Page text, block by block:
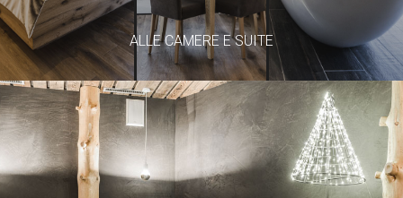
ALLE CAMERE E SUITE